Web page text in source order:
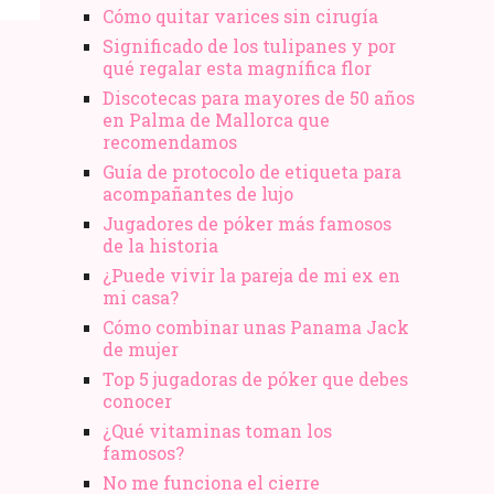
Cómo quitar varices sin cirugía
Significado de los tulipanes y por
qué regalar esta magnífica flor
Discotecas para mayores de 50 años
en Palma de Mallorca que
recomendamos
Guía de protocolo de etiqueta para
acompañantes de lujo
Jugadores de póker más famosos
de la historia
¿Puede vivir la pareja de mi ex en
mi casa?
Cómo combinar unas Panama Jack
de mujer
Top 5 jugadoras de póker que debes
conocer
¿Qué vitaminas toman los
famosos?
No me funciona el cierre